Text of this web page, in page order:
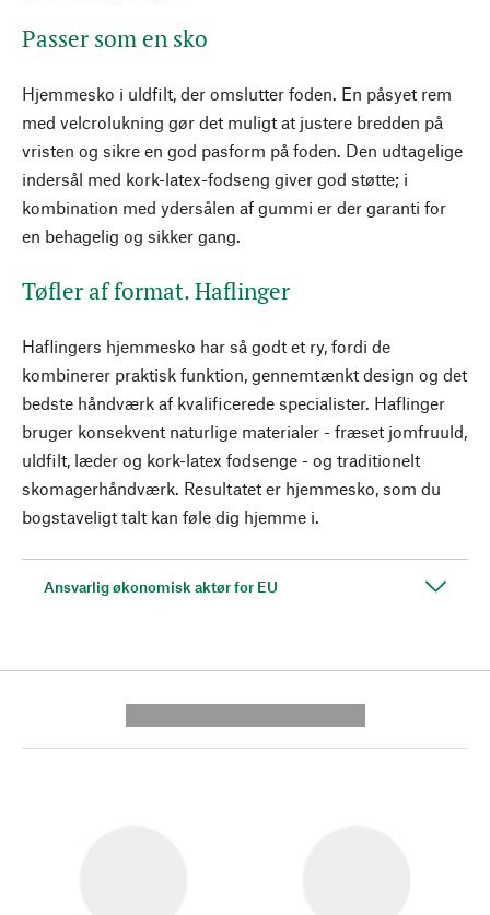
Passer som en sko
Hjemmesko i uldfilt, der omslutter foden. En påsyet rem
med velcrolukning gør det muligt at justere bredden på
vristen og sikre en god pasform på foden. Den udtagelige
indersål med kork-latex-fodseng giver god støtte; i
kombination med ydersålen af gummi er der garanti for
en behagelig og sikker gang.
Tøfler af format. Haflinger
Haflingers hjemmesko har så godt et ry, fordi de
kombinerer praktisk funktion, gennemtænkt design og det
bedste håndværk af kvalificerede specialister. Haflinger
bruger konsekvent naturlige materialer - fræset jomfruuld,
uldfilt, læder og kork-latex fodsenge - og traditionelt
skomagerhåndværk. Resultatet er hjemmesko, som du
bogstaveligt talt kan føle dig hjemme i.
Ansvarlig økonomisk aktør for EU